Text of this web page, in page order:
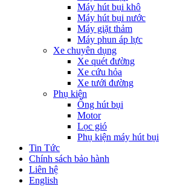
Máy hút bụi khô
Máy hút bụi nước
Máy giặt thảm
Máy phun áp lực
Xe chuyên dụng
Xe quét đường
Xe cứu hỏa
Xe tưới đường
Phụ kiện
Ống hút bụi
Motor
Lọc gió
Phụ kiện máy hút bụi
Tin Tức
Chính sách bảo hành
Liên hệ
English